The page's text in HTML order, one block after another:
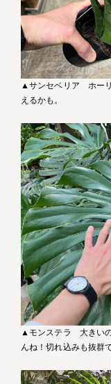
▲サンセベリア ホー
えるかも。
▲モンステラ 大きいの
んね！切れ込みも抜群